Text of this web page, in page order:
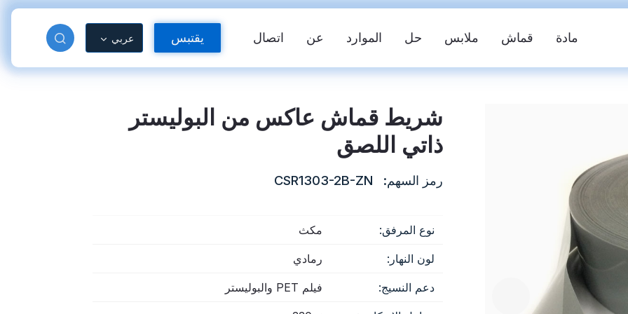
مادة قماش ملابس حل الموارد عن اتصال يقتبس عربي
سترة السلامة شريط عاكس FR مادة عاكسة
النسيج
شريط قماش عاكس من البوليستر
ذاتي اللصق
رمز السهم: CSR1303-2B-ZN
نوع المرفق: مكث
لون النهار: رمادي
دعم النسيج: فيلم PET والبوليستر